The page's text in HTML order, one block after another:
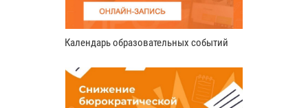
Календарь образовательных событий